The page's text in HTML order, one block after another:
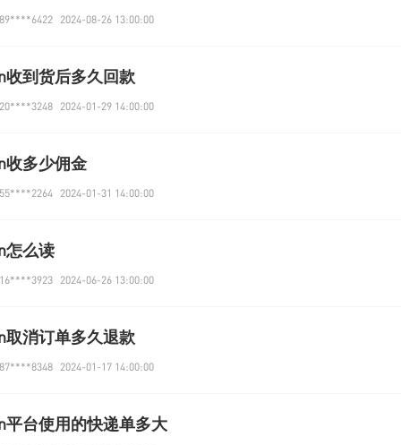
2024-08-26 13:00:00
收到货后多久回款
2024-01-29 14:00:00
收多少佣金
2024-01-31 14:00:00
怎么读
2024-06-26 13:00:00
取消订单多久退款
2024-01-17 14:00:00
平台使用的快递单多大